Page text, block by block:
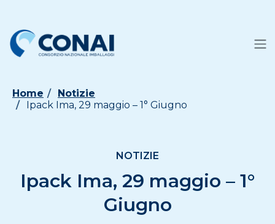
Home
Notizie
Ipack Ima, 29 maggio – 1° Giugno
NOTIZIE
Ipack Ima, 29 maggio – 1°
Giugno